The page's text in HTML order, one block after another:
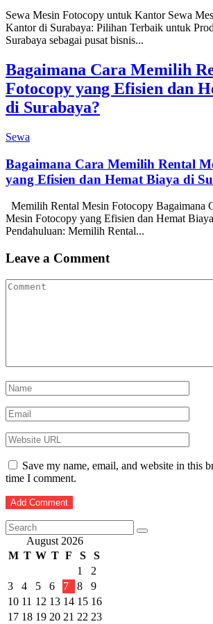
Sewa Mesin Fotocopy untuk Kantor Sewa
Kantor di Surabaya: Pilihan Terbaik untuk
Surabaya sebagai pusat bisnis...
Bagaimana Cara Memilih
Fotocopy yang Efisien dan
di Surabaya?
Sewa
Bagaimana Cara Memilih Rental
yang Efisien dan Hemat Biaya di
Memilih Rental Mesin Fotocopy Bagaimana
Mesin Fotocopy yang Efisien dan Hemat
Pendahuluan: Memilih Rental...
Leave a Comment
Save my name, email, and website in this
time I comment.
August 2026
M T W T F S
S
1
2
3
4 5 6 7 8
9
10 11 12 13 14 15 16
17 18 19 20 21 22 23